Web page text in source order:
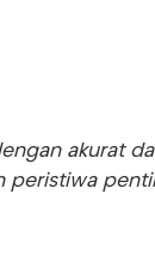
akurat
peristiwa